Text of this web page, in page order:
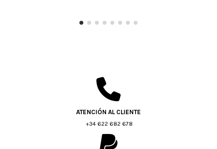
ATENCIÓN AL CLIENTE
+34 622 682 678